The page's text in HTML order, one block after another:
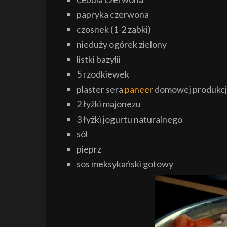
papryka czerwona
czosnek (1-2 ząbki)
nieduży ogórek zielony
listki bazylii
5 rzodkiewek
plaster sera paneerdomowej
2 łyżki majonezu
3 łyżki jogurtu naturalnego
sól
pieprz
sos meksykański gotowy